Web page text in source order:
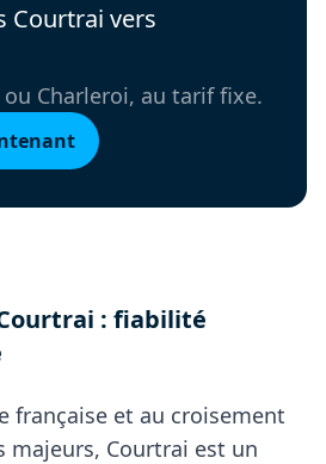
Courtrai vers
Charleroi, au tarif fixe.
: fiabilité
française et au croisement
majeurs, Courtrai est un